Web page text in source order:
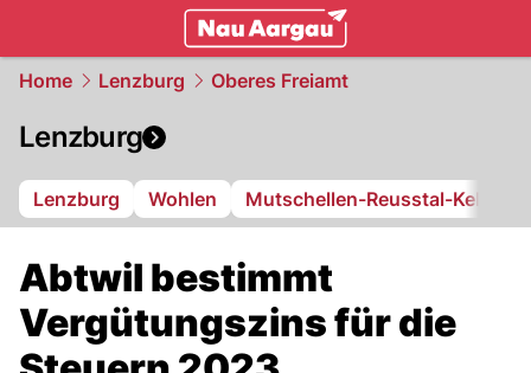
Home Lenzburg Oberes Freiamt
Lenzburg
Lenzburg Wohlen Mutschellen-Reusstal-
Abtwil bestimmt
Vergütungszins für die